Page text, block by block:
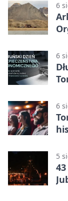
6
6
6
5